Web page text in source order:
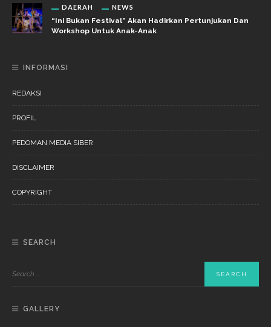
DAERAH NEWS
“Ini Bukan Festival” Akan Hadirkan Pertunjukan Dan
Workshop Untuk Anak-Anak
INFORMASI
REDAKSI
PROFIL
PEDOMAN MEDIA SIBER
DISCLAIMER
COPYRIGHT
SEARCH
GALLERY